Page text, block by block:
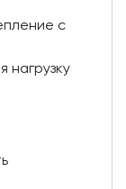
с
нагрузку